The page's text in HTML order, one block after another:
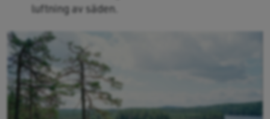
luftning av säden.